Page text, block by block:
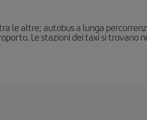
le altre; autobus a lunga
Le stazioni dei taxi si trovano